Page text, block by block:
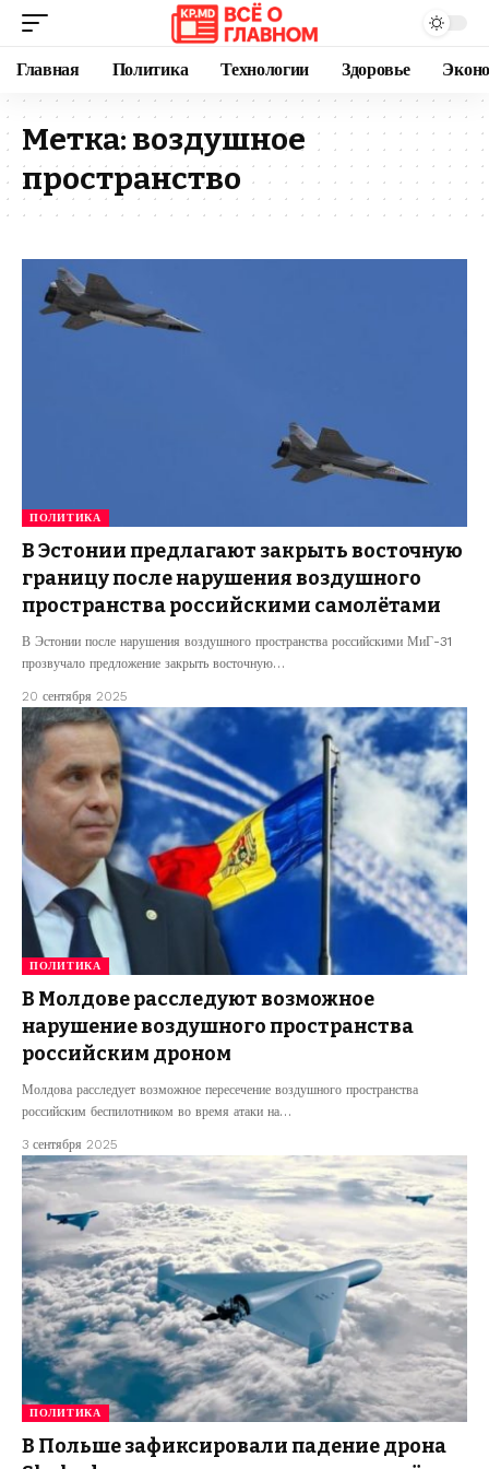
Главная Политика Технологии Здоровье
Метка: воздушное
пространство
ПОЛИТИКА
В Эстонии предлагают закрыть восточную
границу после нарушения воздушного
пространства российскими самолётами
В Эстонии после нарушения воздушного пространства российскими МиГ-31
прозвучало предложение закрыть восточную…
20 сентября 2025
ПОЛИТИКА
В Молдове расследуют возможное
нарушение воздушного пространства
российским дроном
Молдова расследует возможное пересечение воздушного пространства
российским беспилотником во время атаки на…
3 сентября 2025
ПОЛИТИКА
В Польше зафиксировали падение дрона